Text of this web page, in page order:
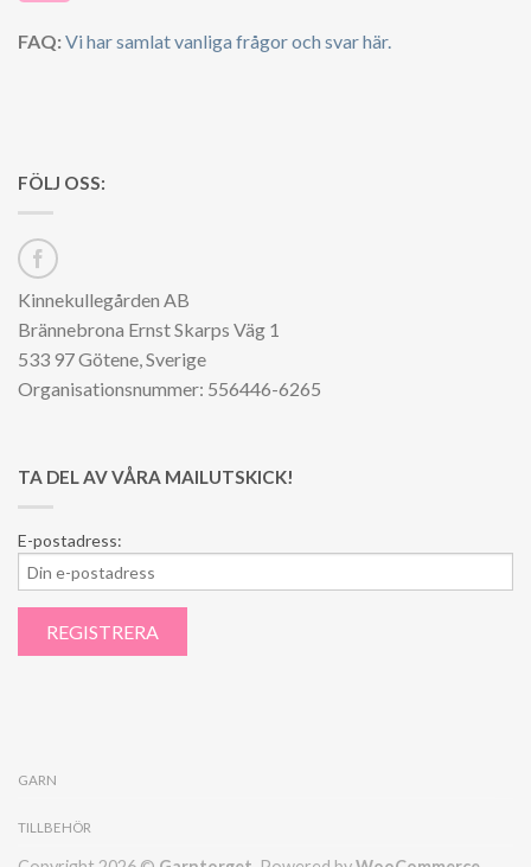
FAQ:Vi har samlat vanliga frågor och svar här.
FÖLJ OSS:
Kinnekullegården AB
Brännebrona Ernst Skarps Väg 1
533 97 Götene, Sverige
Organisationsnummer: 556446-6265
TA DEL AV VÅRA MAILUTSKICK!
E-postadress:
GARN
TILLBEHÖR